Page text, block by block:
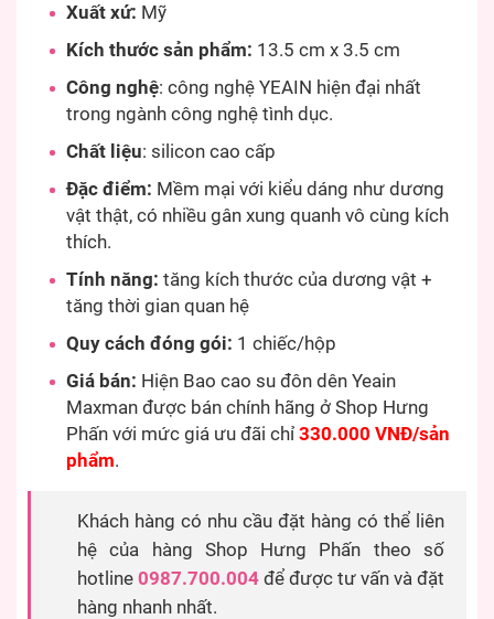
Xuất xứ: Mỹ
Kích thước sản phẩm: 13.5 cm x 3.5 cm
Công nghệ: công nghệ YEAIN hiện đại nhất
trong ngành công nghệ tình dục.
Chất liệu: silicon cao cấp
Đặc điểm: Mềm mại với kiểu dáng như dương
vật thật, có nhiều gân xung quanh vô cùng kích
thích.
Tính năng: tăng kích thước của dương vật +
tăng thời gian quan hệ
Quy cách đóng gói: 1 chiếc/hộp
Giá bán: Hiện Bao cao su đôn dên Yeain
Maxman được bán chính hãng ở Shop Hưng
Phấn với mức giá ưu đãi chỉ 330.000 VNĐ/sản
phẩm.
Khách hàng có nhu cầu đặt hàng có thể liên
hệ của hàng Shop Hưng Phấn theo số
hotline 0987.700.004 để được tư vấn và đặt
hàng nhanh nhất.